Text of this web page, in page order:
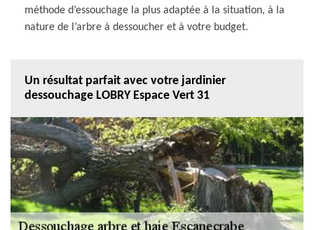
méthode d’essouchage la plus adaptée à la situation, à la
nature de l’arbre à dessoucher et à votre budget.
Un résultat parfait avec votre jardinier
dessouchage LOBRY Espace Vert 31